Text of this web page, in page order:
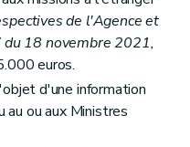
de l'Agence et
18 novembre 2021,
euros.
d'une information
ou aux Ministres